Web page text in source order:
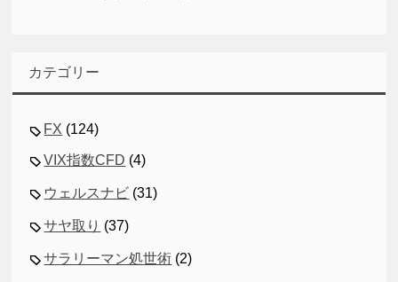
カテゴリー
FX (124)
VIX指数CFD (4)
ウェルスナビ (31)
サヤ取り (37)
サラリーマン処世術 (2)